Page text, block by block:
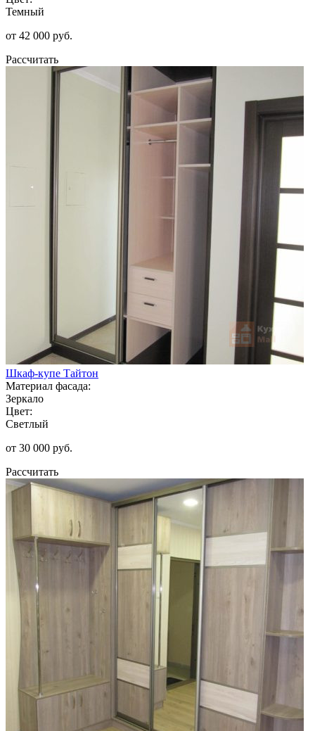
Темный
от 42 000 руб.
Рассчитать
Шкаф-купе Тайтон
Материал фасада:
Зеркало
Цвет:
Светлый
от 30 000 руб.
Рассчитать